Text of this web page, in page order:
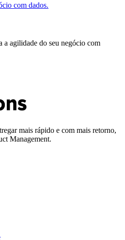
com dados.
a agilidade do seu negócio com
mais rápido e com mais retorno,
Management.